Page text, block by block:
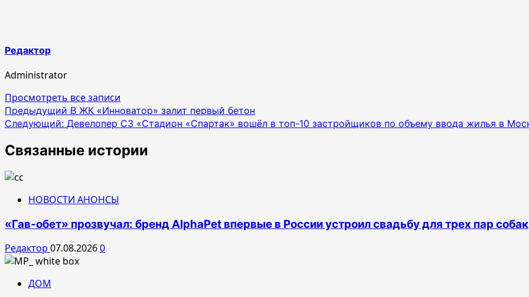
Редактор
Administrator
Просмотреть все записи
Навигация
по
записям
Предыдущий В ЖК «Инноватор» залит первый бетон
Следующий: Девелопер СЗ «Стадион «Спартак» вошёл в топ-10 застройщиков по объему ввода жилья в
Связанные истории
НОВОСТИ АНОНСЫ
«Гав-обет» прозвучал: бренд AlphaPet впервые в России устроил свадьбу для трех пар собак
Редактор 07.08.20260
ДОМ